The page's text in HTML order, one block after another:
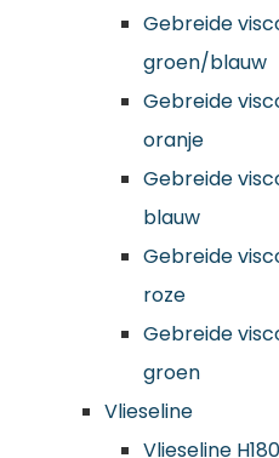
Gebreide
groen/blauw
Gebreide
oranje
Gebreide
blauw
Gebreide
roze
Gebreide
groen
Vlieseline
Vlieseline